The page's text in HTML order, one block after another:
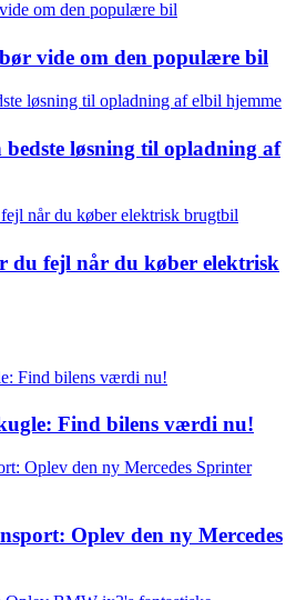
vide om den populære bil
løsning til opladning af
du fejl når du køber elektrisk
Find bilens værdi nu!
Oplev den ny Mercedes